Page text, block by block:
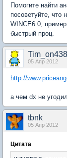
Помогите найти
посоветуйте, что
WINCE6.0,
быстрый проц.
05 Апр 2012
http://
а чем dx не
tbnk
05 Апр 2012
Цитата